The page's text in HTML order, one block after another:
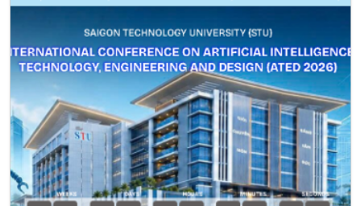
Nhà trường.